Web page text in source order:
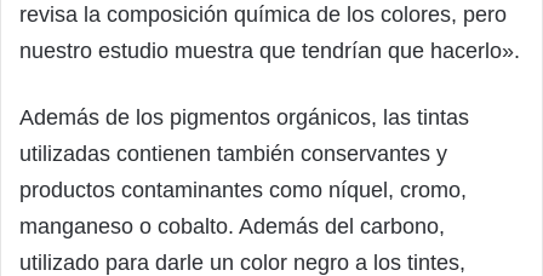
revisa la composición química de los colores, pero
nuestro estudio muestra que tendrían que hacerlo».
Además de los pigmentos orgánicos, las tintas
utilizadas contienen también conservantes y
productos contaminantes como níquel, cromo,
manganeso o cobalto. Además del carbono,
utilizado para darle un color negro a los tintes,